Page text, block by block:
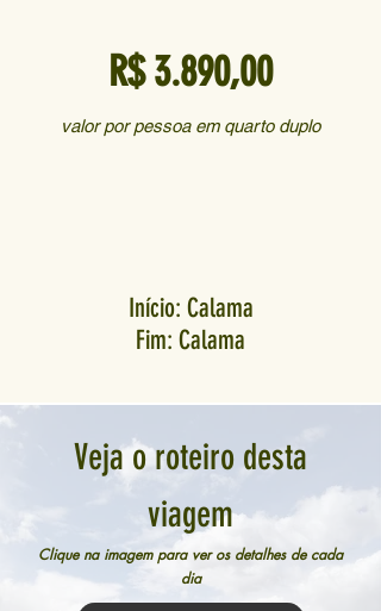
R$ 3.890,00
valor por pessoa em quarto duplo
Início: Calama
Fim: Calama
Veja o roteiro desta
viagem
Clique na imagem para ver os detalhes de cada
dia